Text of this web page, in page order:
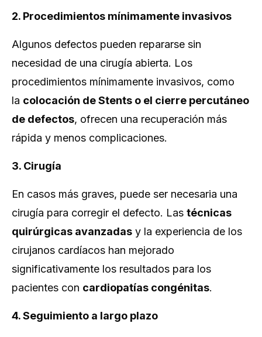
2. Procedimientos mínimamente invasivos
Algunos defectos pueden repararse sin
necesidad de una cirugía abierta. Los
procedimientos mínimamente invasivos, como
la colocación de Stents o el cierre percutáneo
de defectos, ofrecen una recuperación más
rápida y menos complicaciones.
3. Cirugía
En casos más graves, puede ser necesaria una
cirugía para corregir el defecto. Las técnicas
quirúrgicas avanzadas y la experiencia de los
cirujanos cardíacos han mejorado
significativamente los resultados para los
pacientes con cardiopatías congénitas.
4. Seguimiento a largo plazo